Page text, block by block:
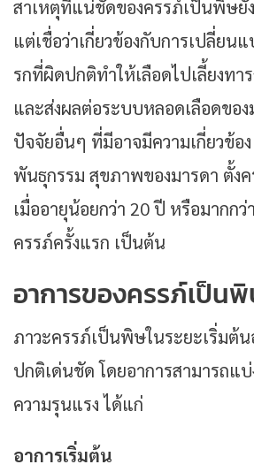
สาเหตุที่แน่ชัดของครรภ์เป็นพิษยั
แต่เชื่อว่าเกี่ยวข้องกับการเปลี่ยน
รกที่ผิดปกติทำให้เลือดไปเลี้ยงทา
และส่งผลต่อระบบหลอดเลือดของ
ปัจจัยอื่นๆ ที่มีอาจมีความเกี่ยวข้อ
พันธุกรรม สุขภาพของมารดา ตั้ง
เมื่ออายุน้อยกว่า 20 ปี หรือมากก
ครรภ์ครั้งแรก เป็นต้น
อาการของครรภ์เป็น
ภาวะครรภ์เป็นพิษในระยะเริ่มต้
ปกติเด่นชัด โดยอาการสามารถแ
ความรุนแรง ได้แก่
อาการเริ่มต้น